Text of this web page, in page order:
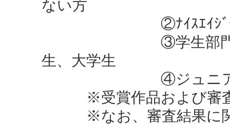
ない方
②ﾅｲｽｴｲｼﾞ部門
③学生部門
生、大学生
④ジュニア部
※受賞作品および審査
※なお、審査結果に関